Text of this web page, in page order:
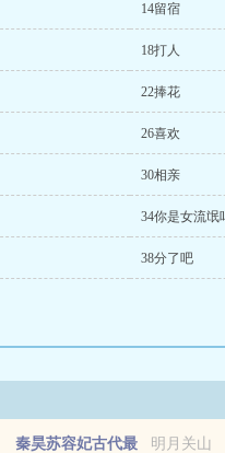
14留宿
18打人
22捧花
26喜欢
30相亲
34你是女流氓
38分了吧
明月关山
秦昊苏容妃古代最